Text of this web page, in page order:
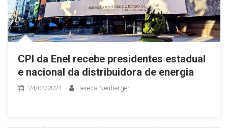
CPI da Enel recebe presidentes estadual
e nacional da distribuidora de energia
24/04/2024 Tereza Neuberger